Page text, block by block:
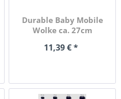
Durable Baby Mobile
Wolke ca. 27cm
11,39 € *